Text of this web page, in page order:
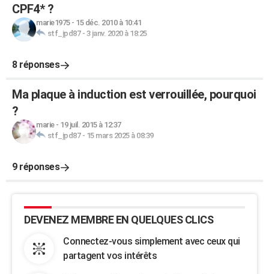
CPF4* ?
marie1975- 15 déc. 2010 à 10:41
stf_jpd87- 3 janv. 2020 à 18:25
8 réponses
Ma plaque à induction est verrouillée, pourquoi
?
marie- 19 juil. 2015 à 12:37
stf_jpd87- 15 mars 2025 à 08:39
9 réponses
DEVENEZ MEMBRE EN QUELQUES CLICS
Connectez-vous simplement avec ceux qui
partagent vos intérêts